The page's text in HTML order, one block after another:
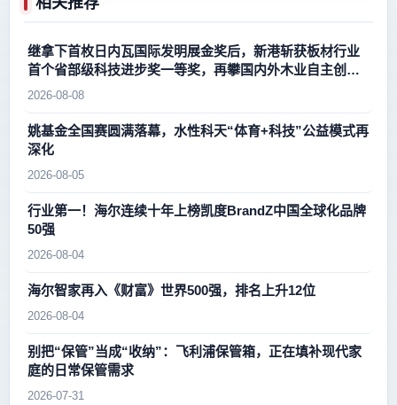
继拿下首枚日内瓦国际发明展金奖后，新港斩获板材行业
首个省部级科技进步奖一等奖，再攀国内外木业自主创新
新高峰
2026-08-08
姚基金全国赛圆满落幕，水性科天“体育+科技”公益模式再
深化
2026-08-05
行业第一！海尔连续十年上榜凯度BrandZ中国全球化品牌
50强
2026-08-04
海尔智家再入《财富》世界500强，排名上升12位
2026-08-04
别把“保管”当成“收纳”：飞利浦保管箱，正在填补现代家
庭的日常保管需求
2026-07-31